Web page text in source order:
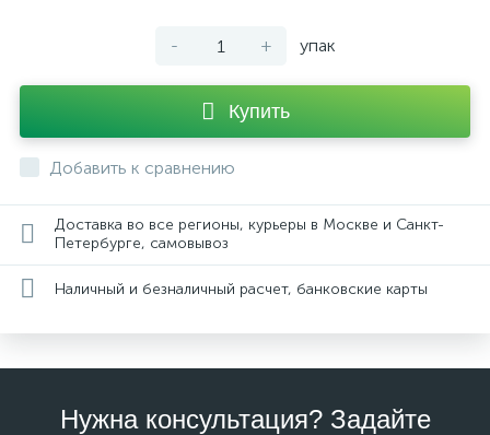
- + упак
Купить
Добавить к сравнению
Доставка во все регионы, курьеры в Москве и Санкт-
Петербурге, самовывоз
Наличный и безналичный расчет, банковские карты
Нужна консультация? Задайте